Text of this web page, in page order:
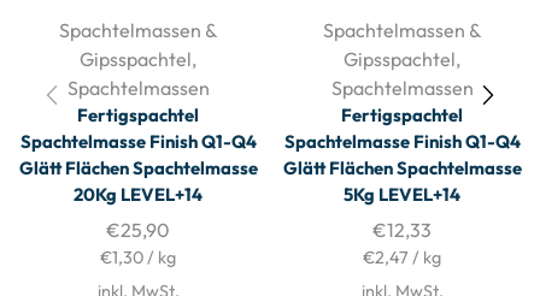
Spachtelmassen &
Gipsspachtel,
Spachtelmassen
Fertigspachtel
Spachtelmasse Finish Q1-Q4
Glätt Flächen Spachtelmasse
20Kg LEVEL+14
€25,90
€1,30/ kg
inkl. MwSt.
Spachtelmassen &
Gipsspachtel,
Spachtelmassen
Fertigspachtel
Spachtelmasse Finish Q1-Q4
Glätt Flächen Spachtelmasse
5Kg LEVEL+14
€12,33
€2,47 / kg
inkl. MwSt.